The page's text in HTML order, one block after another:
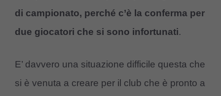
di campionato, perché c’è la conferma per
due giocatori che si sono infortunati.
E’ davvero una situazione difficile questa che
si è venuta a creare per il club che è pronto a